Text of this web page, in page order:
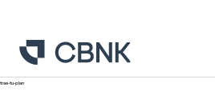
Particulars
trae-tu-plan